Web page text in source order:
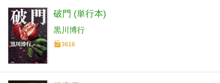
破門 (単行本)
黒川博行
3616